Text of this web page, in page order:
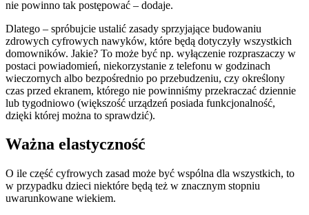
nie powinno tak postępować – dodaje.
Dlatego – spróbujcie ustalić zasady sprzyjające budowaniu
zdrowych cyfrowych nawyków, które będą dotyczyły wszystkich
domowników. Jakie? To może być np. wyłączenie rozpraszaczy w
postaci powiadomień, niekorzystanie z telefonu w godzinach
wieczornych albo bezpośrednio po przebudzeniu, czy określony
czas przed ekranem, którego nie powinniśmy przekraczać dziennie
lub tygodniowo (większość urządzeń posiada funkcjonalność,
dzięki której można to sprawdzić).
Ważna elastyczność
O ile część cyfrowych zasad może być wspólna dla wszystkich, to
w przypadku dzieci niektóre będą też w znacznym stopniu
uwarunkowane wiekiem.